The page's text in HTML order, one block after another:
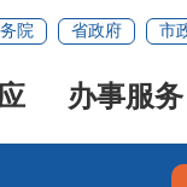
院 省政府 市
办事服务